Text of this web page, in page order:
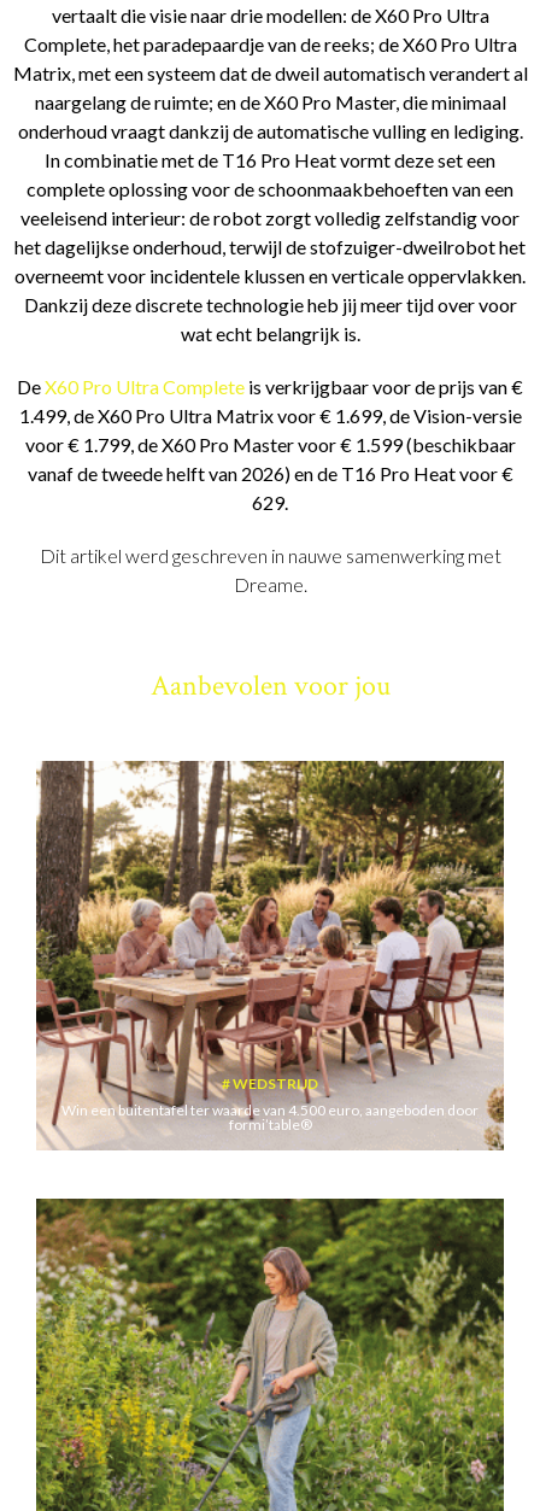
vertaalt die visie naar drie modellen: de X60 Pro Ultra
Complete, het paradepaardje van de reeks; de X60 Pro Ultra
Matrix, met een systeem dat de dweil automatisch verandert al
naargelang de ruimte; en de X60 Pro Master, die minimaal
onderhoud vraagt dankzij de automatische vulling en lediging.
In combinatie met de T16 Pro Heat vormt deze set een
complete oplossing voor de schoonmaakbehoeften van een
veeleisend interieur: de robot zorgt volledig zelfstandig voor
het dagelijkse onderhoud, terwijl de stofzuiger-dweilrobot het
overneemt voor incidentele klussen en verticale oppervlakken.
Dankzij deze discrete technologie heb jij meer tijd over voor
wat echt belangrijk is.
DeX60 Pro Ultra Complete is verkrijgbaar voor de prijs van €
1.499, de X60 Pro Ultra Matrix voor € 1.699, de Vision-versie
voor € 1.799, de X60 Pro Master voor € 1.599 (beschikbaar
vanaf de tweede helft van 2026) en de T16 Pro Heat voor €
629.
Dit artikel werd geschreven in nauwe samenwerking met
Dreame.
Aanbevolen voor jou
WEDSTRIJD
Win een buitentafel ter waarde van 4.500 euro, aangeboden door
formi’table®